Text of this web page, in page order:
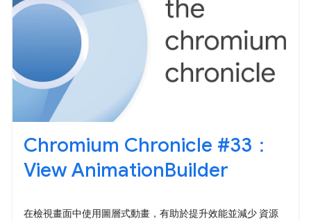
Chromium Chronicle #33：
View AnimationBuilder
在檢視畫面中使用圖層式動畫，有助於提升效能並減少 資源